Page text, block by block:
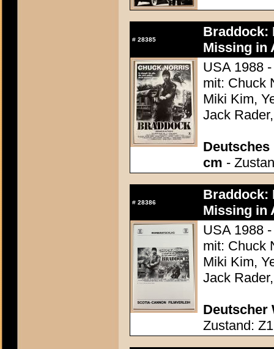
# 28385
Braddock:
Missing in
USA 1988
mit: Chuck
Miki Kim,
Jack
Deutsches
cm -
# 28386
Braddock:
Missing in
USA 1988
mit: Chuck
Miki Kim,
Jack
Deutscher
Zustand: Z1